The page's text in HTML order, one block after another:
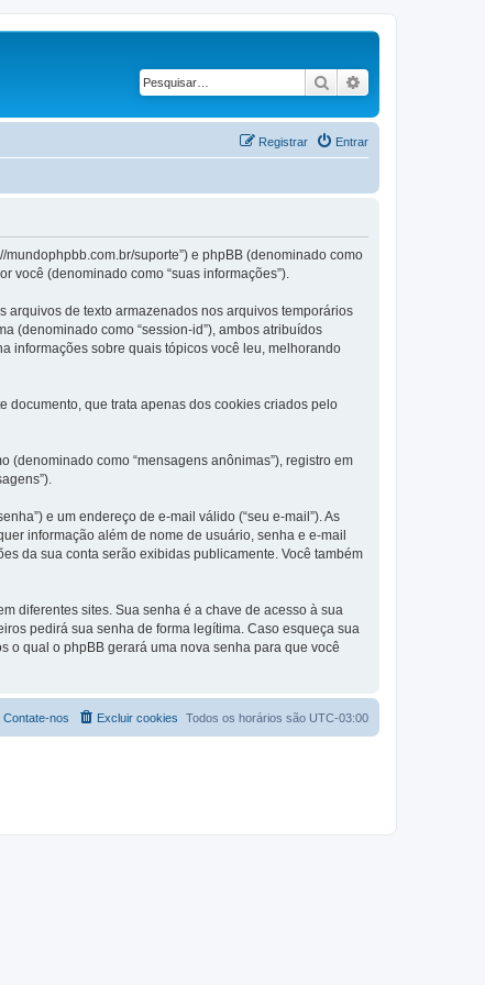
Pesquisar
Entrar
Registrar
mundophpbb.com.br/suporte”) e phpBB (denominado como
você (denominado como “suas informações”).
arquivos de texto armazenados nos arquivos temporários
(denominado como “session-id”), ambos atribuídos
informações sobre quais tópicos você leu, melhorando
documento, que trata apenas dos cookies criados pelo
(denominado como “mensagens anônimas”), registro em
e um endereço de e-mail válido (“seu e-mail”). As
informação além de nome de usuário, senha e e-mail
da sua conta serão exibidas publicamente. Você também
diferentes sites. Sua senha é a chave de acesso à sua
pedirá sua senha de forma legítima. Caso esqueça sua
o qual o phpBB gerará uma nova senha para que você
Todos os horários são UTC-03:00
Excluir cookies
Contate-nos